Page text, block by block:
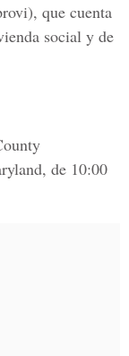
que cuenta
social y de
de 10:00